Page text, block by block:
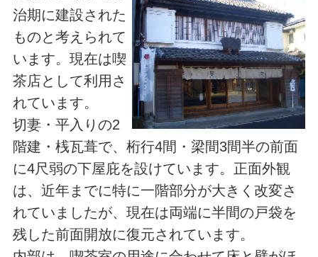
治期に建設された
ものと考えられて
います。現在は喫
茶店として利用さ
れています。
切妻・平入りの2
階建・桟瓦葺で、桁行4間・梁間3間半の前面
に4尺弱の下屋庇を設けています。正面外観
は、近年までに特に一階部分が大きく改変さ
れていましたが、現在は両端に半間の戸袋を
残した前面開放に復元されています。